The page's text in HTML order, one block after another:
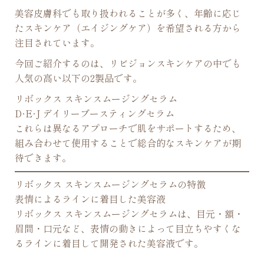
美容皮膚科でも取り扱われることが多く、年齢に応じ
たスキンケア（エイジングケア）を希望される方から
注目されています。
今回ご紹介するのは、リビジョンスキンケアの中でも
人気の高い以下の2製品です。
リボックス スキンスムージングセラム
D·E·J デイリーブースティングセラム
これらは異なるアプローチで肌をサポートするため、
組み合わせて使用することで総合的なスキンケアが期
待できます。
リボックス スキンスムージングセラムの特徴
表情によるラインに着目した美容液
リボックス スキンスムージングセラムは、目元・額・
眉間・口元など、表情の動きによって目立ちやすくな
るラインに着目して開発された美容液です。